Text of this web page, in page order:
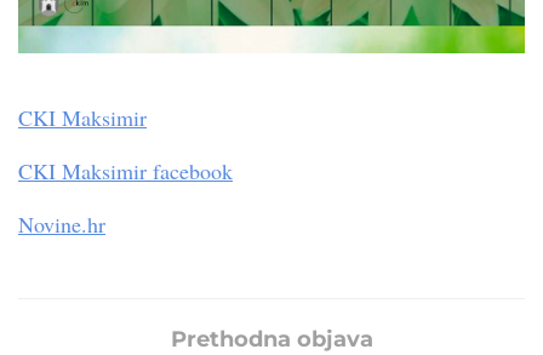
CKI Maksimir
CKI Maksimir facebook
Novine.hr
Prethodna objava